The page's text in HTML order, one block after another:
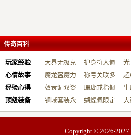
传奇百科
玩家经验
天界无极克
制…
护身符大佩
戴…
光
心情故事
魔龙盔魔力
增…
称号关联多
元…
超
经验心得
奴隶洞双资
源…
珊瑚戒指佩
戴…
牛
顶级装备
铜域套装永
久…
蝴蝶佩限定
规…
大
Copyright © 2026-2027